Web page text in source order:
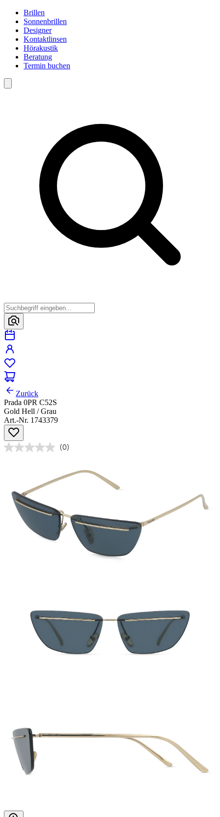
Brillen
Sonnenbrillen
Designer
Kontaktlinsen
Hörakustik
Beratung
Termin buchen
Zurück
Prada 0PR C52S
Gold Hell / Grau
Art.-Nr. 1743379
(0)